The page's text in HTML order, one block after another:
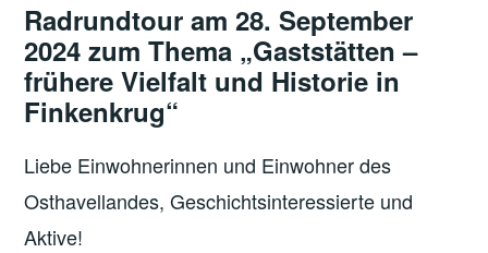
Radrundtour am 28. September
2024 zum Thema „Gaststätten –
frühere Vielfalt und Historie in
Finkenkrug“
Liebe Einwohnerinnen und Einwohner des
Osthavellandes, Geschichtsinteressierte und
Aktive!